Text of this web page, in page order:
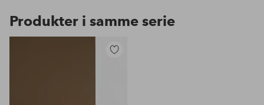
Produkter i samme serie